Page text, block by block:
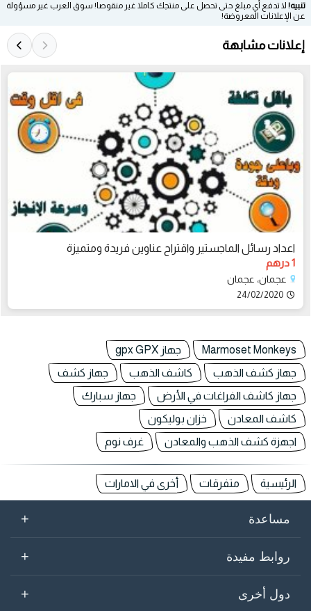
تنبيه! لا تدفع أي مبلغ حتى تحصل على منتجك كاملا غير منقوصا! سوق العرب غير مسؤولة
عن الإعلانات المعروضة!
إعلانات مشابهة
اعداد رسائل الماجستير واقتراح عناوين فريدة ومتميزة
1 درهم
عجمان، عجمان
24/02/2020
Marmoset Monkeys
جهاز gpx GPX
جهاز كشف الذهب
كاشف الذهب
جهاز كشف
جهاز كاشف الفراغات في الأرض
جهاز سبارك
كاشف المعادن
خزان بوليكون
اجهزة كشف الذهب والمعادن
غرف نوم
الرئيسية متفرقات أخرى في الامارات
مساعدة +
روابط مفيدة +
دول أخرى +